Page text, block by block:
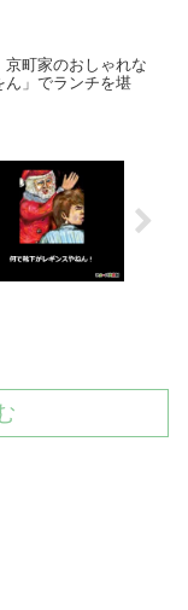
京町家のおしゃれな
ん」でランチを堪